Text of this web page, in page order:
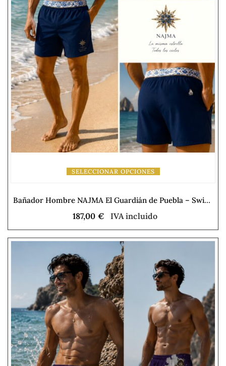
SELECCIONAR OPCIONES
Bañador Hombre NAJMA El Guardián de Puebla – Swimwear Collection
187,00 € IVA incluido